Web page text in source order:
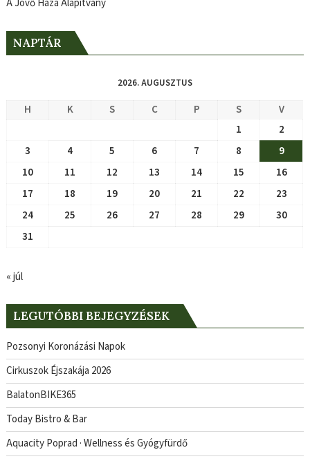
A Jövő Háza Alapítvány
NAPTÁR
2026. AUGUSZTUS
H K S C P S
V
1
2
3
4 5 6 7 8
9
10
11 12 13 14 15
16
17
18 19 20 21 22
23
24
25 26 27 28 29
30
31
« júl
LEGUTÓBBI BEJEGYZÉSEK
Pozsonyi Koronázási Napok
Cirkuszok Éjszakája 2026
BalatonBIKE365
Today Bistro & Bar
Aquacity Poprad · Wellness és Gyógyfürdő